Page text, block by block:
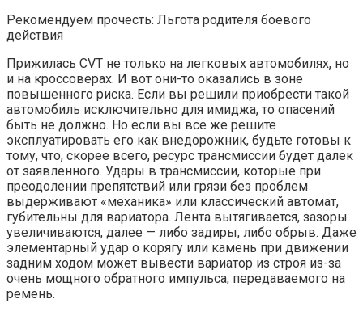
Рекомендуем прочесть: Льгота родителя боевого
действия
Прижилась CVT не только на легковых автомобилях, но
и на кроссоверах. И вот они-то оказались в зоне
повышенного риска. Если вы решили приобрести такой
автомобиль исключительно для имиджа, то опасений
быть не должно. Но если вы все же решите
эксплуатировать его как внедорожник, будьте готовы к
тому, что, скорее всего, ресурс трансмиссии будет далек
от заявленного. Удары в трансмиссии, которые при
преодолении препятствий или грязи без проблем
выдерживают «механика» или классический автомат,
губительны для вариатора. Лента вытягивается, зазоры
увеличиваются, далее — либо задиры, либо обрыв. Даже
элементарный удар о корягу или камень при движении
задним ходом может вывести вариатор из строя из-за
очень мощного обратного импульса, передаваемого на
ремень.